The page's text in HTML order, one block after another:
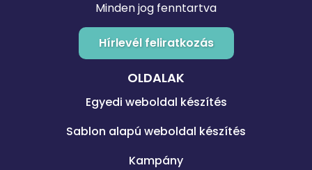
Minden jog fenntartva
Hírlevél feliratkozás
OLDALAK
Egyedi weboldal készítés
Sablon alapú weboldal készítés
Kampány